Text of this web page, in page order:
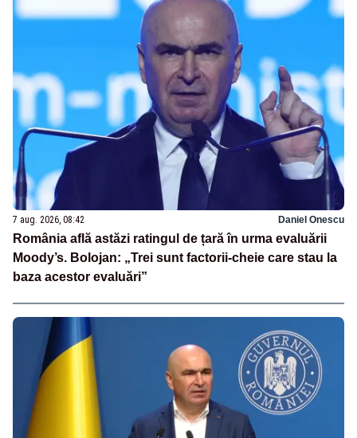
7 aug. 2026, 08:42 Daniel Onescu
România află astăzi ratingul de țară în urma evaluării
Moody’s. Bolojan: „Trei sunt factorii-cheie care stau la
baza acestor evaluări”